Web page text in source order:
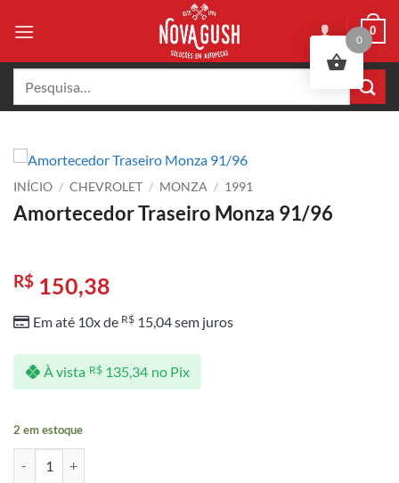
0
INÍCIO / CHEVROLET / MONZA / 1991
Amortecedor Traseiro Monza 91/96
R$ 150,38
Em até 10x de R$ 15,04sem juros
À vista R$135,34 no Pix
2 em estoque
0